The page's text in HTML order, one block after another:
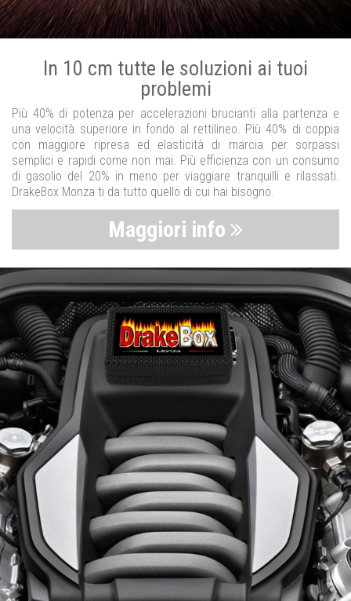
In 10 cm tutte le soluzioni ai tuoi
problemi
Più 40% di potenza per accelerazioni brucianti alla partenza e
una velocità superiore in fondo al rettilineo. Più 40% di coppia
con maggiore ripresa ed elasticità di marcia per sorpassi
semplici e rapidi come non mai. Più efficienza con un consumo
di gasolio del 20% in meno per viaggiare tranquilli e rilassati.
DrakeBox Monza ti da tutto quello di cui hai bisogno.
Maggiori info